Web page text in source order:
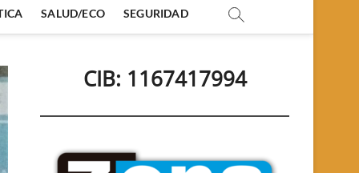
SALUD/ECO SEGURIDAD
CIB: 1167417994